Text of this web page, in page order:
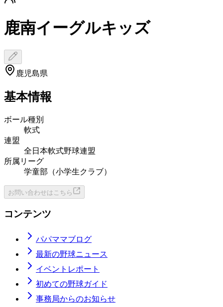
鹿南イーグルキッズ
鹿児島県
基本情報
ボール種別
軟式
連盟
全日本軟式野球連盟
所属リーグ
学童部（小学生クラブ）
お問い合わせはこちら
コンテンツ
パパママブログ
最新の野球ニュース
イベントレポート
初めての野球ガイド
事務局からのお知らせ